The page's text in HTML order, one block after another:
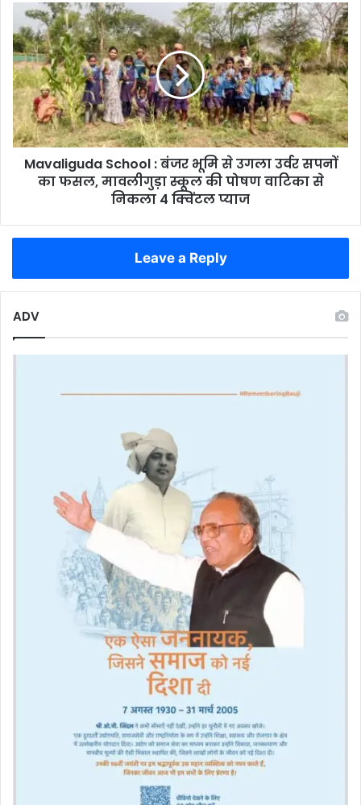
हाथ
लगा,
इस
तरह
गोलियों
से
बचता
था
खूंखार
नक्सली
Mavaliguda
School
:
बंजर
भूमि
से
उगला
उर्वर
सपनों
की
से
4
Mavaliguda School : बंजर भूमि से उगला उर्वर सपनों
का फसल, मावलीगुड़ा स्कूल की पोषण वाटिका से
निकला 4 क्विंटल प्याज
Leave a Reply
ADV